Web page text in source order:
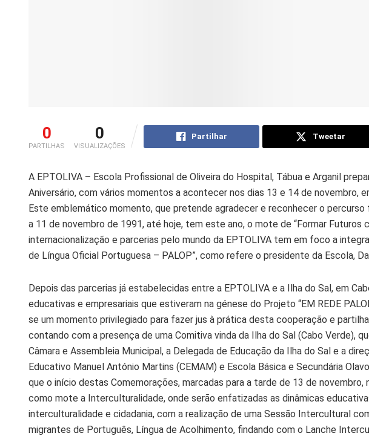
0
PARTILHAS
0
VISUALIZAÇÕES
Partilhar Tweetar
A EPTOLIVA – Escola Profissional de Oliveira do Hospital, Tábua e Arganil
Aniversário, com vários momentos a acontecer nos dias 13 e 14 de novembro,
Este emblemático momento, que pretende agradecer e reconhecer o
a 11 de novembro de 1991, até hoje, tem este ano, o mote de “Formar Futuros
internacionalização e parcerias pelo mundo da EPTOLIVA tem em foco a
de Língua Oficial Portuguesa – PALOP”, como refere o presidente da Escola,
Depois das parcerias já estabelecidas entre a EPTOLIVA e a Ilha do Sal, em
educativas e empresariais que estiveram na génese do Projeto “EM REDE
se um momento privilegiado para fazer jus à prática desta cooperação e
contando com a presença de uma Comitiva vinda da Ilha do Sal (Cabo Verde),
Câmara e Assembleia Municipal, a Delegada de Educação da Ilha do Sal e a
Educativo Manuel António Martins (CEMAM) e Escola Básica e Secundária
que o início destas Comemorações, marcadas para a tarde de 13 de novembro,
como mote a Interculturalidade, onde serão enfatizadas as dinâmicas
interculturalidade e cidadania, com a realização de uma Sessão Intercultural
migrantes de Português, Língua de Acolhimento, findando com o Lanche